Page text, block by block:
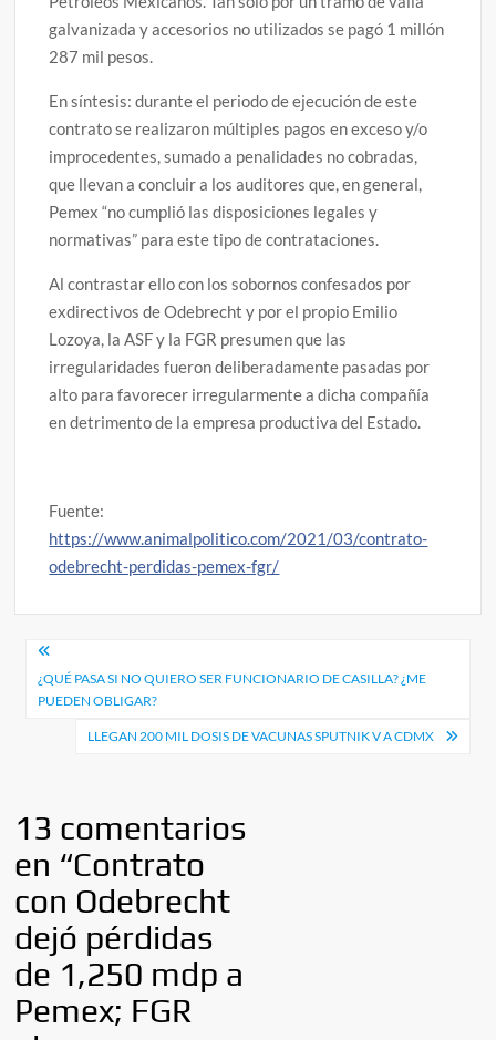
galvanizada y accesorios no utilizados se pagó 1 millón
287 mil pesos.
En síntesis: durante el periodo de ejecución de este
contrato se realizaron múltiples pagos en exceso y/o
improcedentes, sumado a penalidades no cobradas,
que llevan a concluir a los auditores que, en general,
Pemex “no cumplió las disposiciones legales y
normativas” para este tipo de contrataciones.
Al contrastar ello con los sobornos confesados por
exdirectivos de Odebrecht y por el propio Emilio
Lozoya, la ASF y la FGR presumen que las
irregularidades fueron deliberadamente pasadas por
alto para favorecer irregularmente a dicha compañía
en detrimento de la empresa productiva del Estado.
Fuente:
https://www.animalpolitico.com/2021/03/contrato-
odebrecht-perdidas-pemex-fgr/
Navegación
de
entradas
¿QUÉ PASA SI NO QUIERO SER FUNCIONARIO DE CASILLA? ¿ME
PUEDEN OBLIGAR?
LLEGAN 200 MIL DOSIS DE VACUNAS SPUTNIK V A CDMX
13 comentarios
en “Contrato
con Odebrecht
dejó pérdidas
de 1,250 mdp a
Pemex; FGR